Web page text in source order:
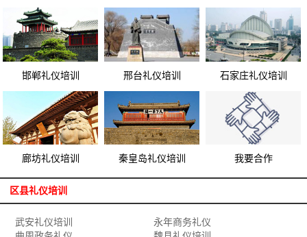
邯郸礼仪培训 邢台礼仪培训 石家庄礼仪培训
廊坊礼仪培训 秦皇岛礼仪培训 我要合作
区县礼仪培训
武安礼仪培训
永年商务礼仪